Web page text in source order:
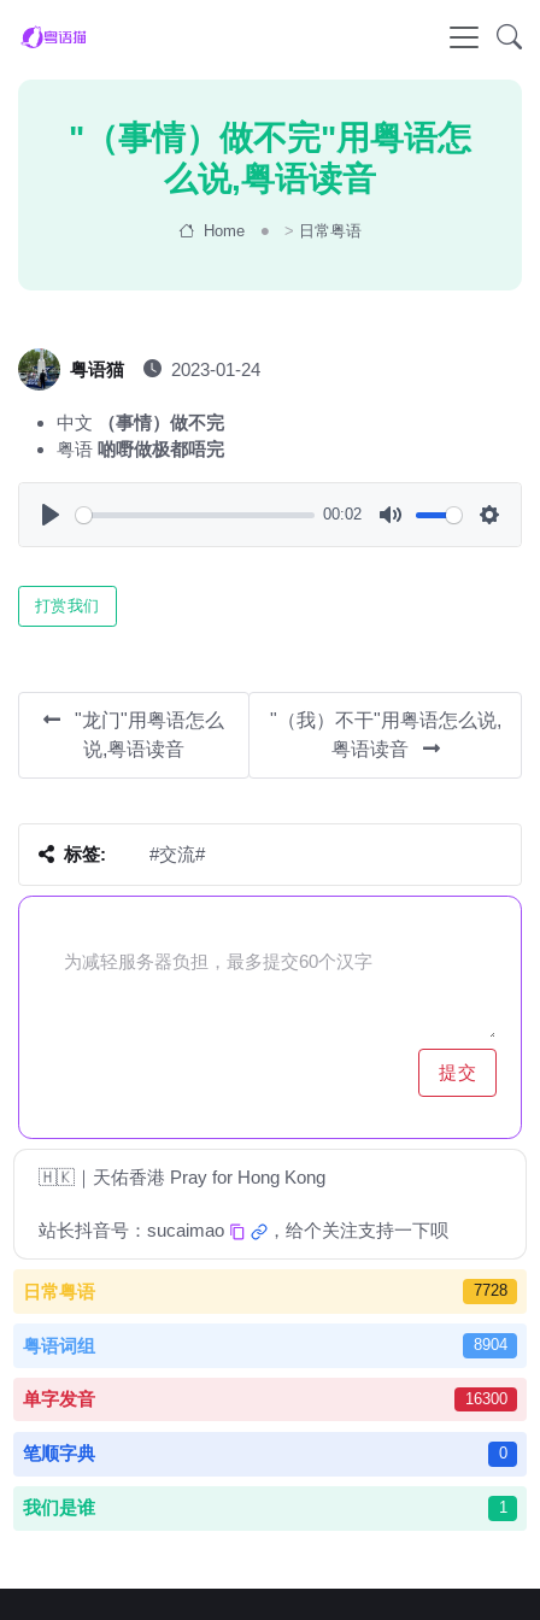
"（事情）做不完"用粤语怎
么说,粤语读音
Home > 日常粤语
粤语猫 2023-01-24
中文
（事情）做不完
粤语 啲嘢做极都唔完
00:02
打赏我们
"龙门"用粤语怎么
说,粤语读音
"（我）不干"用粤语怎么说,
粤语读音
标签: #交流#
提交
🇭🇰｜天佑香港 Pray for Hong Kong
站长抖音号： sucaimao ，给个关注支持一下呗
日常粤语 7728
粤语词组 8904
单字发音 16300
笔顺字典 0
我们是谁 1